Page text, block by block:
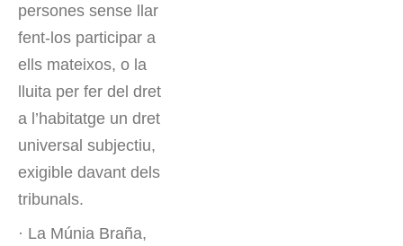
persones sense llar
fent-los participar a
ells mateixos, o la
lluita per fer del dret
a l’habitatge un dret
universal subjectiu,
exigible davant dels
tribunals.
· La Múnia Braña,